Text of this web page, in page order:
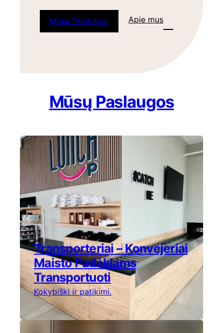
Mūsų Produktai Apie mus
Mūsų Paslaugos
Transporteriai – Konvejeriai
Maisto Padėklams
Transportuoti
Kokybiški ir patikimi.